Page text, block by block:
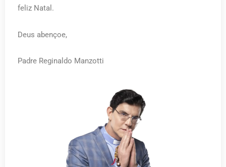
feliz Natal.
Deus abençoe,
Padre Reginaldo Manzotti